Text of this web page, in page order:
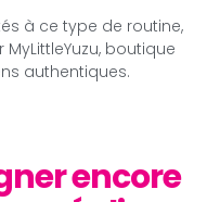
à ce type de routine,
MyLittleYuzu, boutique
authentiques.
encore